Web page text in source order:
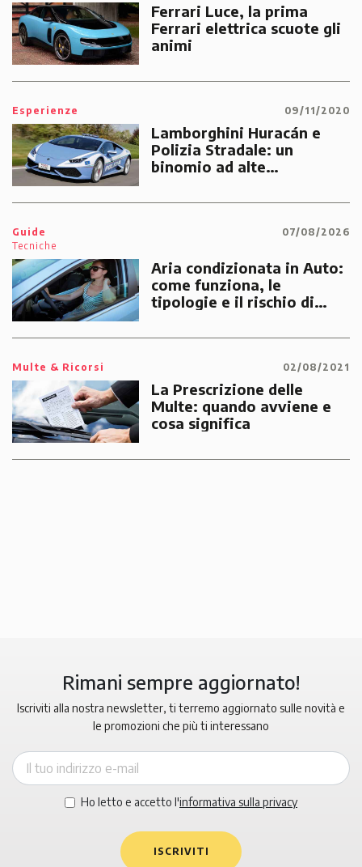
Ferrari Luce, la prima
Ferrari elettrica scuote gli
animi
Esperienze 09/11/2020
Lamborghini Huracán e
Polizia Stradale: un
binomio ad alte
emergenze dei cittadini
Guide
Tecniche
07/08/2026
Aria condizionata in Auto:
come funziona, le
tipologie e il rischio di
Multe & Ricorsi 02/08/2021
La Prescrizione delle
Multe: quando avviene e
cosa significa
Rimani sempre aggiornato!
Iscriviti alla nostra newsletter, ti terremo aggiornato sulle novità e
le promozioni che più ti interessano
Ho letto e accetto l'informativa sulla privacy
ISCRIVITI